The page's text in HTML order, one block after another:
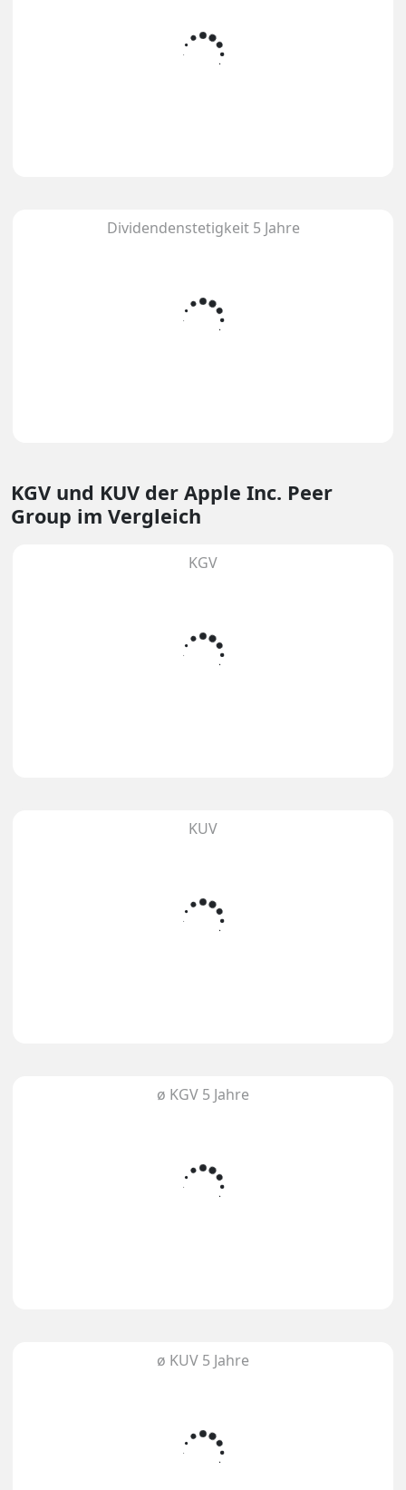
Dividendenstetigkeit 5 Jahre
KGV und KUV der Apple Inc. Peer
Group im Vergleich
KGV
KUV
ø KGV 5 Jahre
ø KUV 5 Jahre